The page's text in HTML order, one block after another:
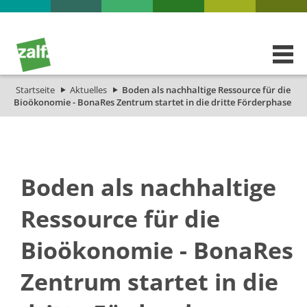
Startseite Aktuelles
Boden als nachhaltige Ressource für die
Bioökonomie - BonaRes Zentrum startet in die dritte Förderphase
Boden als nachhaltige
Ressource für die
Bioökonomie - BonaRes
Zentrum startet in die